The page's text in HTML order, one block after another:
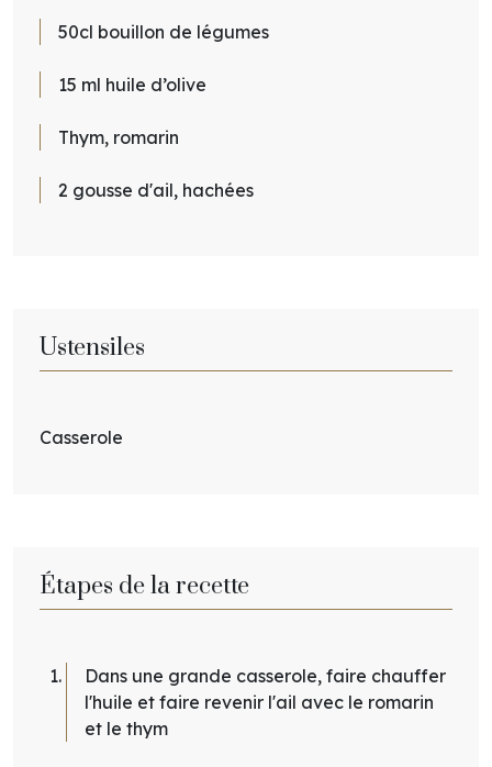
50cl bouillon de légumes
15 ml huile d’olive
Thym, romarin
2 gousse d'ail, hachées
Ustensiles
Casserole
Étapes de la recette
Dans une grande casserole, faire chauffer
l'huile et faire revenir l'ail avec le romarin
et le thym